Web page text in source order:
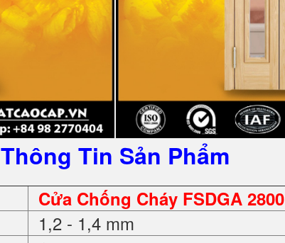
Thông Tin Sản Phẩm
Cửa Chống Cháy FSDGA 2800
1,2 - 1,4 mm